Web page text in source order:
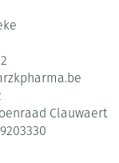
Clauwaert